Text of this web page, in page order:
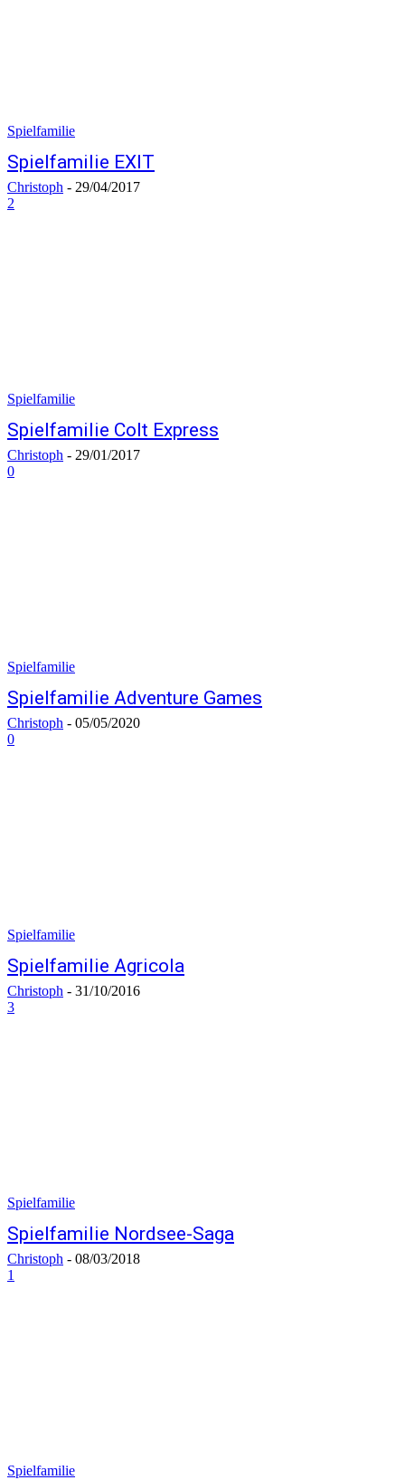
Spielfamilie
Spielfamilie EXIT
Christoph - 29/04/2017
2
Spielfamilie
Spielfamilie Colt Express
Christoph - 29/01/2017
0
Spielfamilie
Spielfamilie Adventure Games
Christoph - 05/05/2020
0
Spielfamilie
Spielfamilie Agricola
Christoph - 31/10/2016
3
Spielfamilie
Spielfamilie Nordsee-Saga
Christoph - 08/03/2018
1
Spielfamilie